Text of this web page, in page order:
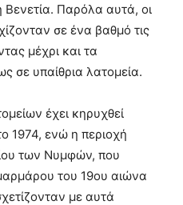
Παρόλα αυτά, οι
σε ένα βαθμό τις
μέχρι και τα
σε υπαίθρια λατομεία.
έχει κηρυχθεί
1974, ενώ η περιοχή
των Νυμφών, που
του 19ου αιώνα
με αυτά